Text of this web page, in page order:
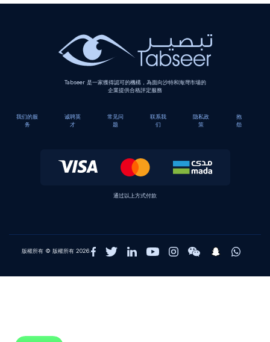
Tabseer 是一家獲得認可的機構，為面向沙特和海灣市場的
企業提供合格評定服務
我们的服
务
诚聘英
才
常见问
题
联系我
们
隐私政
策
抱
怨
通过以上方式付款
版權所有 © 版權所有 2026.